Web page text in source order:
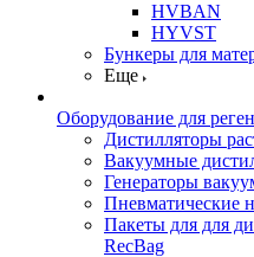
HVBAN
HYVST
Бункеры для
Еще
Оборудование для
Дистилляторы
Вакуумные
Генераторы
Пневматические
Пакеты для для
RecBag